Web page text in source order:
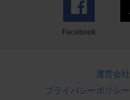
Facebook
運営会社
プライバシーポリシー